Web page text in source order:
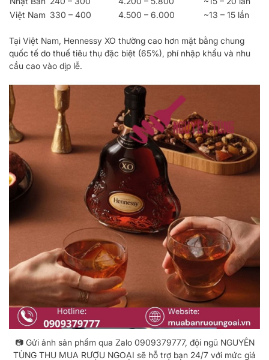
Việt Nam 330 – 400 4.500 – 6.000 ~13 – 15 lần
Tại Việt Nam, Hennessy XO thường cao hơn mặt bằng chung
quốc tế do thuế tiêu thụ đặc biệt (65%), phí nhập khẩu và nhu
cầu cao vào dịp lễ.
📷 Gửi ảnh sản phẩm qua Zalo 0909379777, đội ngũ NGUYÊN
TÙNG THU MUA RƯỢU NGOẠI sẽ hỗ trợ bạn 24/7 với mức giá